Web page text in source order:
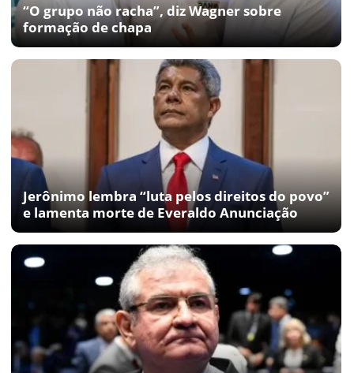
“O grupo não racha”, diz Wagner sobre
formação de chapa
Jerônimo lembra “luta pelos direitos do povo”
e lamenta morte de Everaldo Anunciação